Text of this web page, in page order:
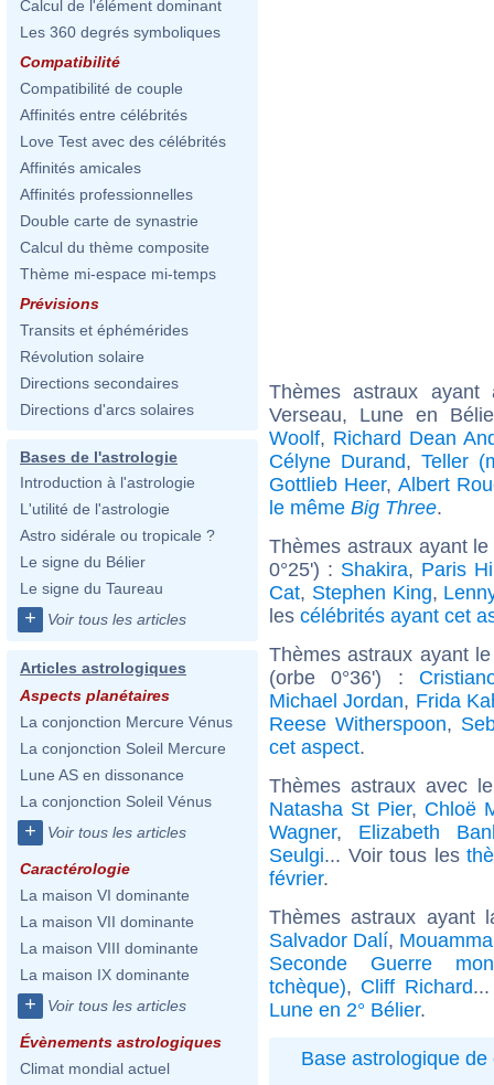
Calcul de l'élément dominant
Les 360 degrés symboliques
Compatibilité
Compatibilité de couple
Affinités entre célébrités
Love Test avec des célébrités
Affinités amicales
Affinités professionnelles
Double carte de synastrie
Calcul du thème composite
Thème mi-espace mi-temps
Prévisions
Transits et éphémérides
Révolution solaire
Directions secondaires
Directions d'arcs solaires
Bases de l'astrologie
Introduction à l'astrologie
L'utilité de l'astrologie
Astro sidérale ou tropicale ?
Le signe du Bélier
Le signe du Taureau
+ Voir tous les articles
Articles astrologiques
Aspects planétaires
La conjonction Mercure Vénus
La conjonction Soleil Mercure
Lune AS en dissonance
La conjonction Soleil Vénus
+ Voir tous les articles
Caractérologie
La maison VI dominante
La maison VII dominante
La maison VIII dominante
La maison IX dominante
+ Voir tous les articles
Évènements astrologiques
Climat mondial actuel
Thèmes astraux
Verseau, Lune en
Woolf, Richard Dean
Célyne Durand, Teller
Gottlieb Heer, Albert
le même Big Three.
Thèmes astraux ayant
0°25') : Shakira, Paris
Cat, Stephen King,
les célébrités ayant cet
Thèmes astraux ayant
(orbe 0°36') :
Michael Jordan, Frida
Reese Witherspoon,
cet aspect.
Thèmes astraux avec
Natasha St Pier, Chloë
Wagner, Elizabeth
Seulgi... Voir tous les
février.
Thèmes astraux
Salvador Dalí,
Seconde Guerre
tchèque), Cliff Richard
Lune en 2° Bélier.
Base astrologique de